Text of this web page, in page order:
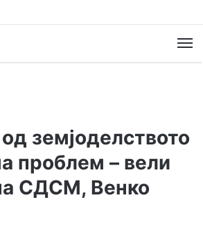
земјоделството
проблем – вели
СДСМ, Венко